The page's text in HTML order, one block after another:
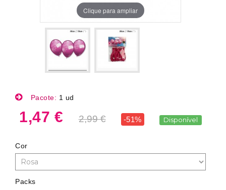
Clique para ampliar
Pacote: 1 ud
1,47 € 2,99 € -51% Disponível
Cor
Packs